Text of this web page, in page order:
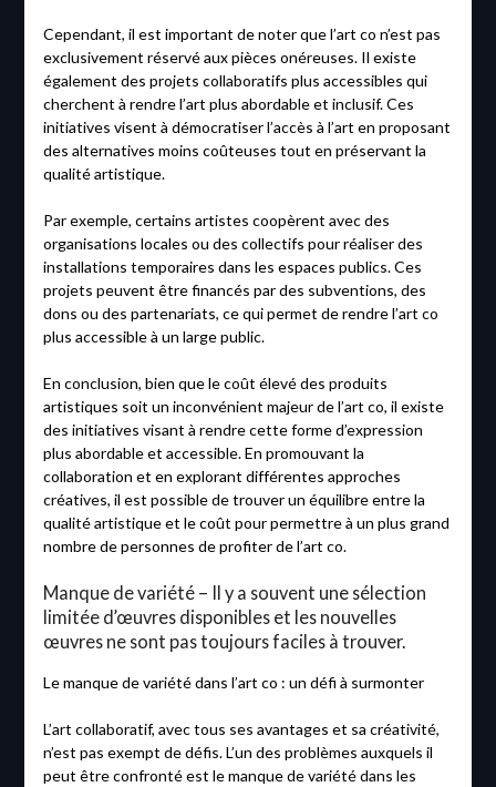
Cependant, il est important de noter que l’art co n’est pas
exclusivement réservé aux pièces onéreuses. Il existe
également des projets collaboratifs plus accessibles qui
cherchent à rendre l’art plus abordable et inclusif. Ces
initiatives visent à démocratiser l’accès à l’art en proposant
des alternatives moins coûteuses tout en préservant la
qualité artistique.
Par exemple, certains artistes coopèrent avec des
organisations locales ou des collectifs pour réaliser des
installations temporaires dans les espaces publics. Ces
projets peuvent être financés par des subventions, des
dons ou des partenariats, ce qui permet de rendre l’art co
plus accessible à un large public.
En conclusion, bien que le coût élevé des produits
artistiques soit un inconvénient majeur de l’art co, il existe
des initiatives visant à rendre cette forme d’expression
plus abordable et accessible. En promouvant la
collaboration et en explorant différentes approches
créatives, il est possible de trouver un équilibre entre la
qualité artistique et le coût pour permettre à un plus grand
nombre de personnes de profiter de l’art co.
Manque de variété – Il y a souvent une sélection
limitée d’œuvres disponibles et les nouvelles
œuvres ne sont pas toujours faciles à trouver.
Le manque de variété dans l’art co : un défi à surmonter
L’art collaboratif, avec tous ses avantages et sa créativité,
n’est pas exempt de défis. L’un des problèmes auxquels il
peut être confronté est le manque de variété dans les